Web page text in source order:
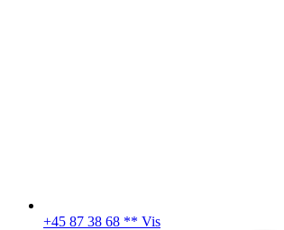
+45 87 38 68 ** Vis